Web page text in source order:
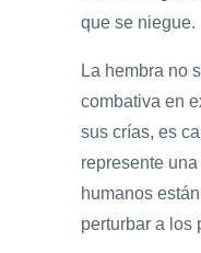
que se niegue.
La hembra no
combativa en
sus crías, es
represente
humanos
perturbar a los